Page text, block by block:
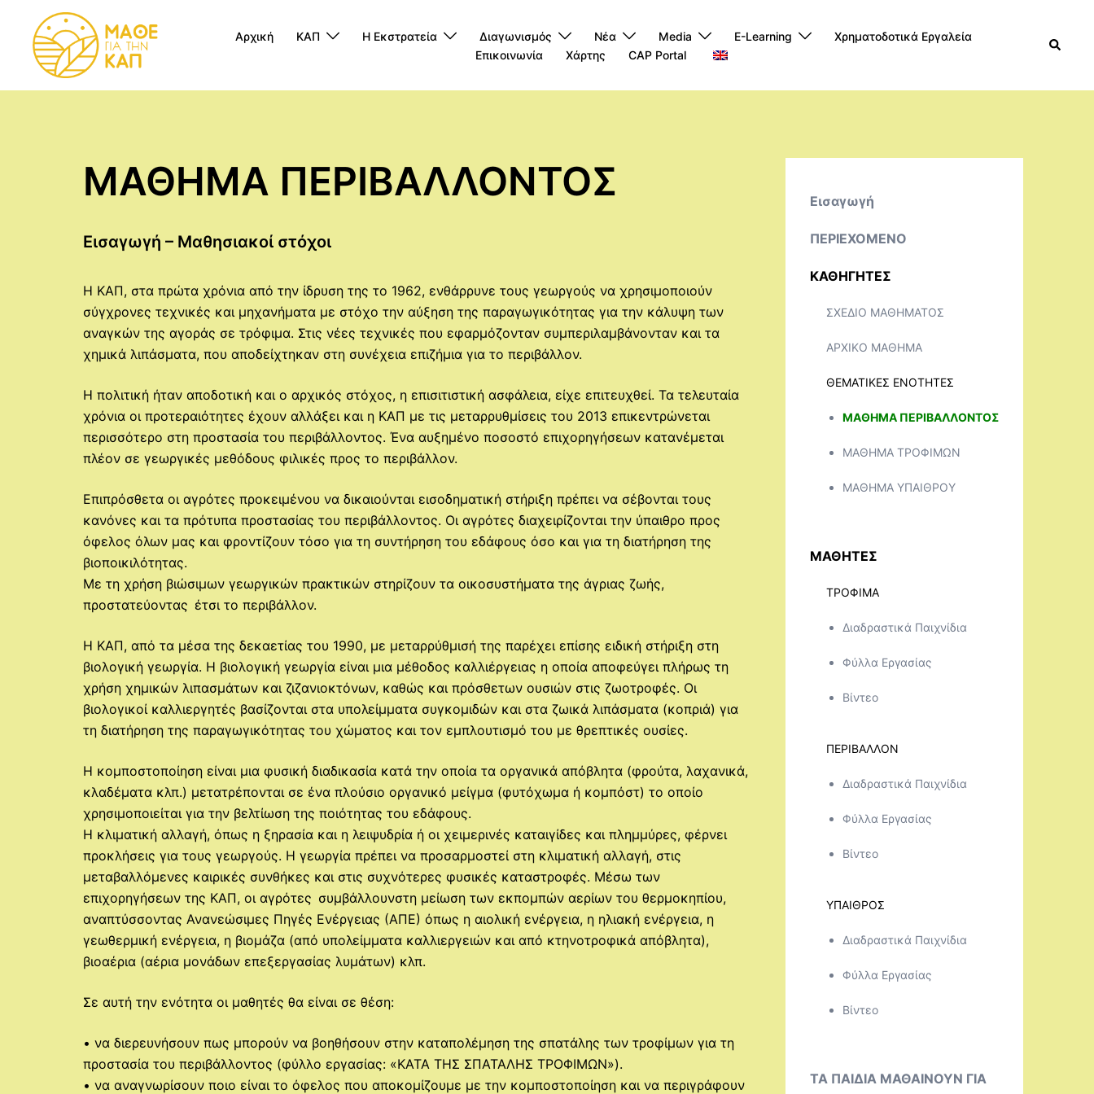
content
Αρχική ΚΑΠ Η Εκστρατεία Διαγωνισμός Νέα Media E-Learning
Χρηματοδοτικά Εργαλεία
Επικοινωνία
Χάρτης CAP Portal
Search
ΜΑΘΗΜΑ ΠΕΡΙΒΑΛΛΟΝΤΟΣ
Εισαγωγή – Μαθησιακοί στόχοι
Η ΚΑΠ, στα πρώτα χρόνια από την ίδρυση της το 1962, ενθάρρυνε τους γεωργούς να χρησιμοποιούν
σύγχρονες τεχνικές και μηχανήματα με στόχο την αύξηση της παραγωγικότητας για την κάλυψη των
αναγκών της αγοράς σε τρόφιμα. Στις νέες τεχνικές που εφαρμόζονταν συμπεριλαμβάνονταν και τα
χημικά λιπάσματα, που αποδείχτηκαν στη συνέχεια επιζήμια για το περιβάλλον.
Η πολιτική ήταν αποδοτική και ο αρχικός στόχος, η επισιτιστική ασφάλεια, είχε επιτευχθεί. Τα τελευταία
χρόνια οι προτεραιότητες έχουν αλλάξει και η ΚΑΠ με τις μεταρρυθμίσεις του 2013 επικεντρώνεται
περισσότερο στη προστασία του περιβάλλοντος. Ένα αυξημένο ποσοστό επιχορηγήσεων κατανέμεται
πλέον σε γεωργικές μεθόδους φιλικές προς το περιβάλλον.
Επιπρόσθετα οι αγρότες προκειμένου να δικαιούνται εισοδηματική στήριξη πρέπει να σέβονται τους
κανόνες και τα πρότυπα προστασίας του περιβάλλοντος. Οι αγρότες διαχειρίζονται την ύπαιθρο προς
όφελος όλων μας και φροντίζουν τόσο για τη συντήρηση του εδάφους όσο και για τη διατήρηση της
βιοποικιλότητας.
Με τη χρήση βιώσιμων γεωργικών πρακτικών στηρίζουν τα οικοσυστήματα της άγριας ζωής,
προστατεύοντας έτσι το περιβάλλον.
Η ΚΑΠ, από τα μέσα της δεκαετίας του 1990, με μεταρρύθμισή της παρέχει επίσης ειδική στήριξη στη
βιολογική γεωργία. Η βιολογική γεωργία είναι μια μέθοδος καλλιέργειας η οποία αποφεύγει πλήρως τη
χρήση χημικών λιπασμάτων και ζιζανιοκτόνων, καθώς και πρόσθετων ουσιών στις ζωοτροφές. Οι
βιολογικοί καλλιεργητές βασίζονται στα υπολείμματα συγκομιδών και στα ζωικά λιπάσματα (κοπριά) για
τη διατήρηση της παραγωγικότητας του χώματος και τον εμπλουτισμό του με θρεπτικές ουσίες.
Η κομποστοποίηση είναι μια φυσική διαδικασία κατά την οποία τα οργανικά απόβλητα (φρούτα, λαχανικά,
κλαδέματα κλπ.) μετατρέπονται σε ένα πλούσιο οργανικό μείγμα (φυτόχωμα ή κομπόστ) το οποίο
χρησιμοποιείται για την βελτίωση της ποιότητας του εδάφους.
Η κλιματική αλλαγή, όπως η ξηρασία και η λειψυδρία ή οι χειμερινές καταιγίδες και πλημμύρες, φέρνει
προκλήσεις για τους γεωργούς. Η γεωργία πρέπει να προσαρμοστεί στη κλιματική αλλαγή, στις
μεταβαλλόμενες καιρικές συνθήκες και στις συχνότερες φυσικές καταστροφές. Μέσω των
επιχορηγήσεων της ΚΑΠ, οι αγρότες συμβάλλουνστη μείωση των εκπομπών αερίων του θερμοκηπίου,
αναπτύσσοντας Ανανεώσιμες Πηγές Ενέργειας (ΑΠΕ) όπως η αιολική ενέργεια, η ηλιακή ενέργεια, η
γεωθερμική ενέργεια, η βιομάζα (από υπολείμματα καλλιεργειών και από κτηνοτροφικά απόβλητα),
βιοαέρια (αέρια μονάδων επεξεργασίας λυμάτων) κλπ.
Σε αυτή την ενότητα οι μαθητές θα είναι σε θέση:
• να διερευνήσουν πως μπορούν να βοηθήσουν στην καταπολέμηση της σπατάλης των τροφίμων για τη
προστασία του περιβάλλοντος (φύλλο εργασίας: «ΚΑΤΑ ΤΗΣ ΣΠΑΤΑΛΗΣ ΤΡΟΦΙΜΩΝ»).
• να αναγνωρίσουν ποιο είναι το όφελος που αποκομίζουμε με την κομποστοποίηση και να περιγράφουν
Εισαγωγή
ΠΕΡΙΕΧΟΜΕΝΟ
ΚΑΘΗΓΗΤΕΣ
ΣΧΕΔΙΟ ΜΑΘΗΜΑΤΟΣ
ΑΡΧΙΚΟ ΜΑΘΗΜΑ
ΘΕΜΑΤΙΚΕΣ ΕΝΟΤΗΤΕΣ
ΜΑΘΗΜΑ ΠΕΡΙΒΑΛΛΟΝΤΟΣ
ΜΑΘΗΜΑ ΤΡΟΦΙΜΩΝ
ΜΑΘΗΜΑ ΥΠΑΙΘΡΟΥ
ΜΑΘΗΤΕΣ
ΤΡΟΦΙΜΑ
Διαδραστικά Παιχνίδια
Φύλλα Εργασίας
Βίντεο
ΠΕΡΙΒΑΛΛΟΝ
Διαδραστικά Παιχνίδια
Φύλλα Εργασίας
Βίντεο
ΥΠΑΙΘΡΟΣ
Διαδραστικά Παιχνίδια
Φύλλα Εργασίας
Βίντεο
ΤΑ ΠΑΙΔΙΑ ΜΑΘΑΙΝΟΥΝ ΓΙΑ